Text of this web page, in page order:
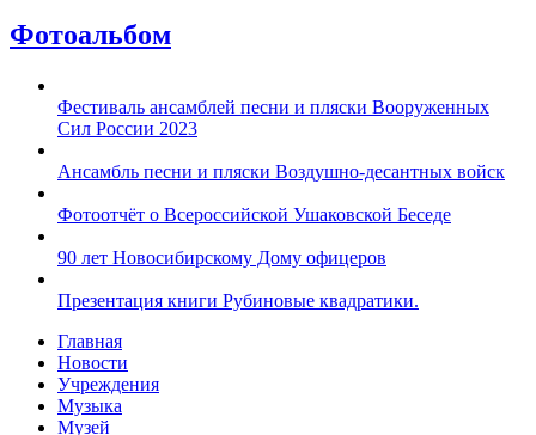
Фотоальбом
Фестиваль ансамблей песни и пляски Вооруженных
Сил России 2023
Ансамбль песни и пляски Воздушно-десантных войск
Фотоотчёт о Всероссийской Ушаковской Беседе
90 лет Новосибирскому Дому офицеров
Презентация книги Рубиновые квадратики.
Главная
Новости
Учреждения
Музыка
Музей